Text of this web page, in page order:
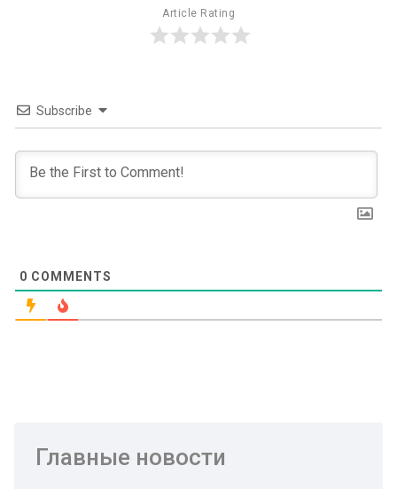
Article Rating
Subscribe
0 COMMENTS
Главные новости